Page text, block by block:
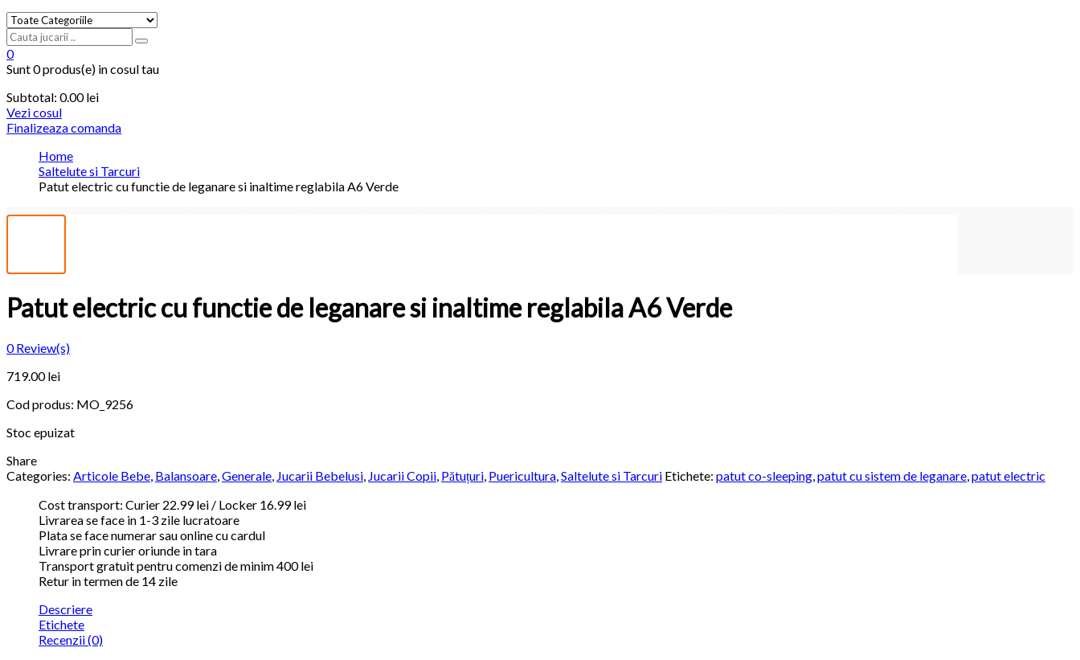
0
Sunt0 produs(e) in cosul tau
Subtotal: 0.00lei
Vezi cosul
Finalizeaza comanda
Home
Saltelute si Tarcuri
Patut electric cu functie de leganare si inaltime reglabila A6 Verde
Patut electric cu functie de leganare si inaltime reglabila A6 Verde
0Review(s)
719.00lei
Cod produs: MO_9256
Stoc epuizat
Share
Categories: Articole Bebe, Balansoare,Generale, Jucarii Bebelusi, Jucarii Copii, Pătuțuri, Puericultura,Saltelute si Tarcuri Etichete: patut co-sleeping,patut cu sistem de leganare,patut electric
Cost transport: Curier 22.99 lei / Locker 16.99 lei
Livrarea se face in 1-3 zile lucratoare
Plata se face numerar sau online cu cardul
Livrare prin curier oriunde in tara
Transport gratuit pentru comenzi de minim 400 lei
Retur in termen de 14 zile
Descriere
Etichete
Recenzii (0)